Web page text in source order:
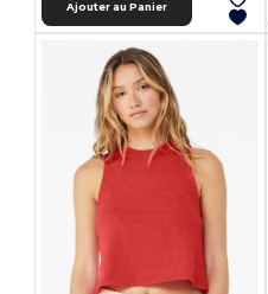
Ajouter au Panier